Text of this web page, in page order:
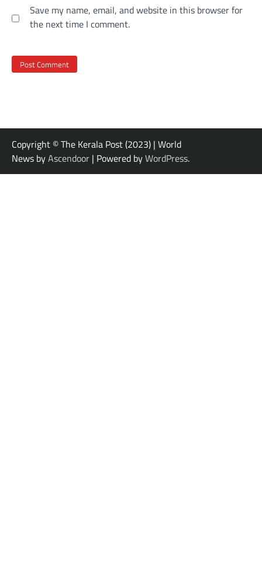
Save my name, email, and website in this browser for
the next time I comment.
Copyright © The Kerala Post (2023) | World
News byAscendoor | Powered byWordPress.